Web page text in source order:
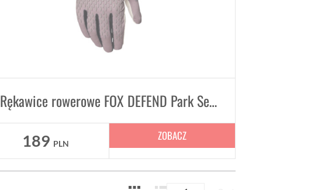
Rękawice rowerowe FOX DEFEND Park Se Purple Dusk rękawiczki
189 PLN
ZOBACZ